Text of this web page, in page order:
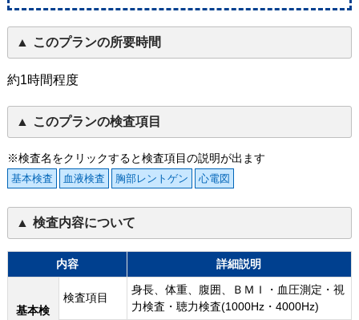
このプランの所要時間
約1時間程度
このプランの検査項目
※検査名をクリックすると検査項目の説明が出ます
基本検査 血液検査 胸部レントゲン 心電図
検査内容について
内容 詳細説明
基本検
検査項目
身長、体重、腹囲、ＢＭＩ・血圧測定・視
力検査・聴力検査(1000Hz・4000Hz)